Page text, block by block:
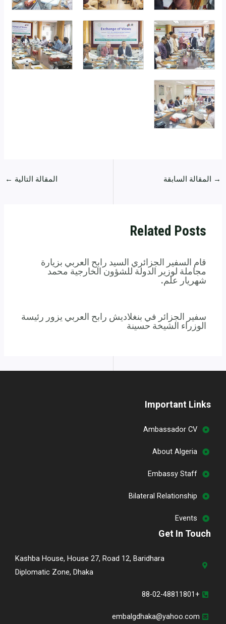
→ المقالة السابقة المقالة التالية ←
Related Posts
قام السفير الجزائري السيد رابح العربي بزيارة
مجاملة لوزير الدولة للشؤون الخارجية محمد
شهريار علم.
سفير الجزائر في بنغلاديش رابح العربي يزور رئيسة
الوزراء الشيخة حسينة
Important Links
Ambassador CV
About Algeria
Embassy Staff
Bilateral Relationship
Events
Get In Touch
Kashba House, House 27, Road 12, Baridhara
Diplomatic Zone, Dhaka
+88-02-48811801
embalgdhaka@yahoo.com